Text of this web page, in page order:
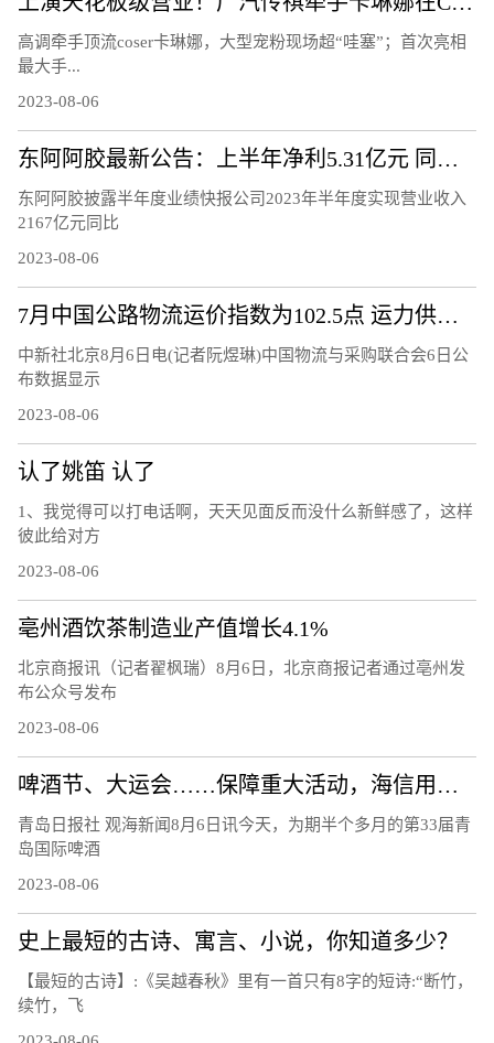
高调牵手顶流coser卡琳娜，大型宠粉现场超“哇塞”；首次亮相
最大手...
2023-08-06
东阿阿胶最新公告：上半年净利5.31亿元 同比增72.29%
东阿阿胶披露半年度业绩快报公司2023年半年度实现营业收入
2167亿元同比
2023-08-06
7月中国公路物流运价指数为102.5点 运力供给呈现较充足态势
中新社北京8月6日电(记者阮煜琳)中国物流与采购联合会6日公
布数据显示
2023-08-06
认了姚笛 认了
1、我觉得可以打电话啊，天天见面反而没什么新鲜感了，这样
彼此给对方
2023-08-06
亳州酒饮茶制造业产值增长4.1%
北京商报讯（记者翟枫瑞）8月6日，北京商报记者通过亳州发
布公众号发布
2023-08-06
啤酒节、大运会……保障重大活动，海信用技术破解交通治理难题
青岛日报社 观海新闻8月6日讯今天，为期半个多月的第33届青
岛国际啤酒
2023-08-06
史上最短的古诗、寓言、小说，你知道多少？
【最短的古诗】:《吴越春秋》里有一首只有8字的短诗:“断竹，
续竹，飞